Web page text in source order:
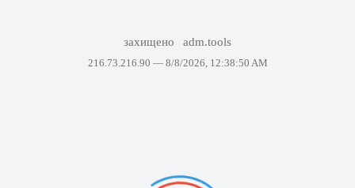
захищено adm.tools
216.73.216.90 — 8/8/2026, 12:38:50 AM